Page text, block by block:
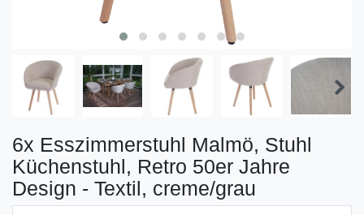
6x Esszimmerstuhl Malmö, Stuhl
Küchenstuhl, Retro 50er Jahre
Design - Textil, creme/grau